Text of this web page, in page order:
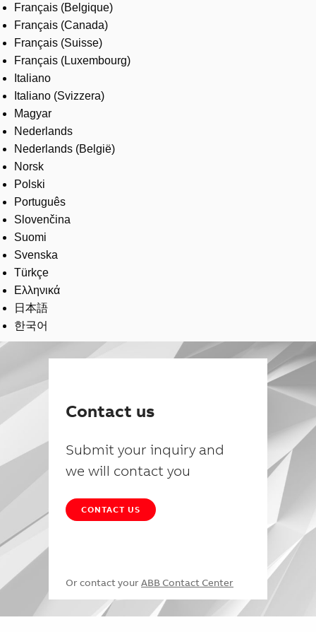
Français (Belgique)
Français (Canada)
Français (Suisse)
Français (Luxembourg)
Italiano
Italiano (Svizzera)
Magyar
Nederlands
Nederlands (België)
Norsk
Polski
Português
Slovenčina
Suomi
Svenska
Türkçe
Ελληνικά
日本語
한국어
Contact us
Submit your inquiry and
we will contact you
CONTACT US
Or contact your ABB Contact Center